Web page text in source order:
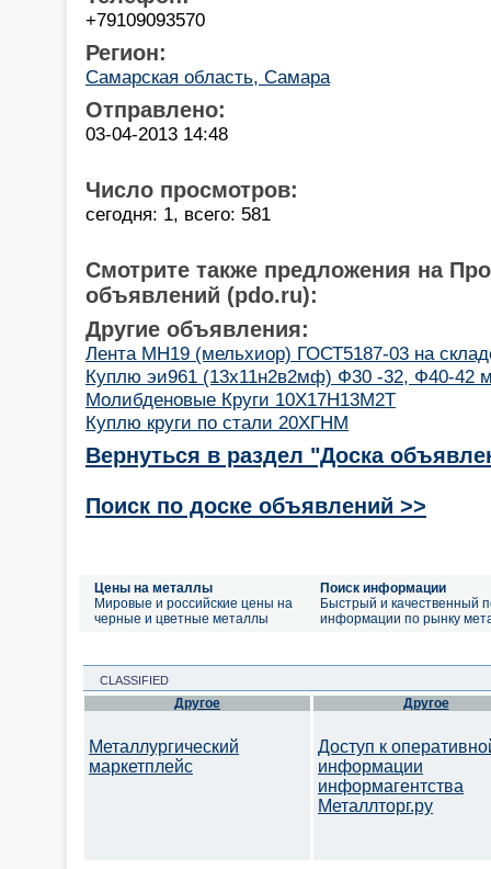
+79109093570
Регион:
Самарская область, Самара
Отправлено:
03-04-2013 14:48
Число просмотров:
сегодня: 1, всего: 581
Смотрите также предложения на
объявлений (pdo.ru):
Другие объявления:
Лента МН19 (мельхиор) ГОСТ5187-03 на
Куплю эи961 (13х11н2в2мф) Ф30 -32, Ф40-42
Молибденовые Круги 10Х17Н13М2Т
Куплю круги по стали 20ХГНМ
Вернуться в раздел "Доска
Поиск по доске объявлений >>
Цены на металлы
Мировые и российские цены на
черные и цветные металлы
Поиск информации
Быстрый и качественный
информации по рынку
CLASSIFIED
Другое
Металлургический
маркетплейс
Другое
Доступ к
информации
информагентства
Металлторг.ру